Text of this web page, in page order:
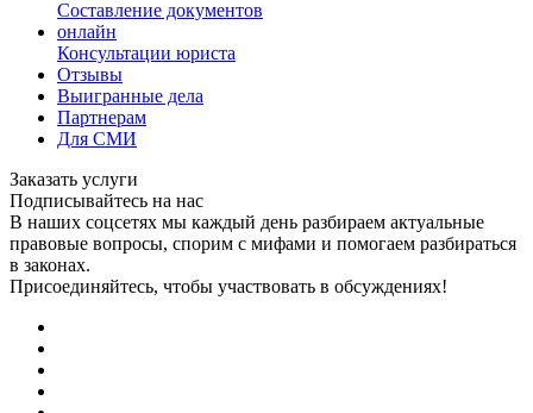
Составление документов
онлайн
Консультации юриста
Отзывы
Выигранные дела
Партнерам
Для СМИ
Заказать услуги
Подписывайтесь на нас
В наших соцсетях мы каждый день разбираем актуальные
правовые вопросы, спорим с мифами и помогаем разбираться
в законах.
Присоединяйтесь, чтобы участвовать в обсуждениях!